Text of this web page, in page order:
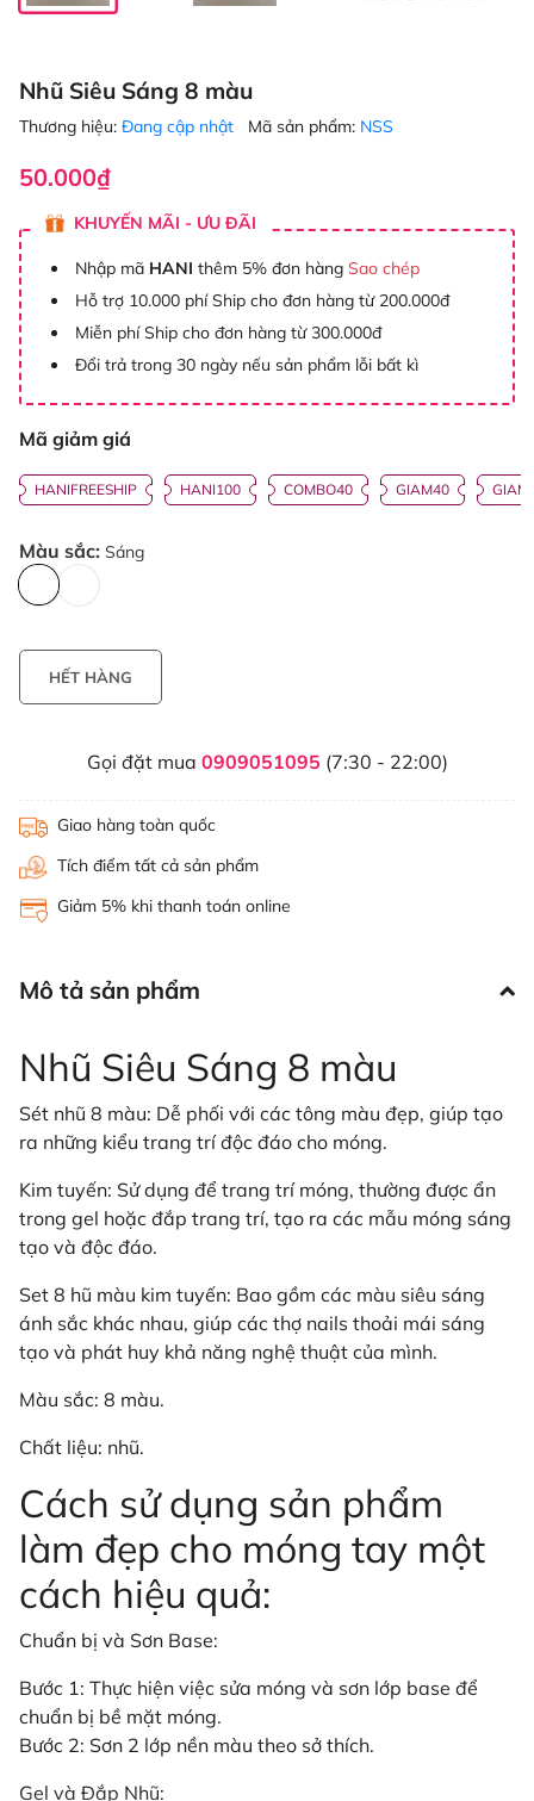
Nhũ Siêu Sáng 8 màu
Thương hiệu: Đang cập nhật Mã sản phẩm: NSS
50.000₫
KHUYẾN MÃI - ƯU ĐÃI
Nhập mã HANI thêm 5% đơn hàng Sao chép
Hỗ trợ 10.000 phí Ship cho đơn hàng từ 200.000đ
Miễn phí Ship cho đơn hàng từ 300.000đ
Đổi trả trong 30 ngày nếu sản phẩm lỗi bất kì
Mã giảm giá
HANIFREESHIP HANI100 COMBO40 GIAM40
Màu sắc: Sáng
HẾT HÀNG
Gọi đặt mua 0909051095 (7:30 - 22:00)
Giao hàng toàn quốc
Tích điểm tất cả sản phẩm
Giảm 5% khi thanh toán online
Mô tả sản phẩm
Nhũ Siêu Sáng 8 màu
Sét nhũ 8 màu: Dễ phối với các tông màu đẹp, giúp tạo
ra những kiểu trang trí độc đáo cho móng.
Kim tuyến: Sử dụng để trang trí móng, thường được ẩn
trong gel hoặc đắp trang trí, tạo ra các mẫu móng sáng
tạo và độc đáo.
Set 8 hũ màu kim tuyến: Bao gồm các màu siêu sáng
ánh sắc khác nhau, giúp các thợ nails thoải mái sáng
tạo và phát huy khả năng nghệ thuật của mình.
Màu sắc: 8 màu.
Chất liệu: nhũ.
Cách sử dụng sản phẩm
làm đẹp cho móng tay một
cách hiệu quả:
Chuẩn bị và Sơn Base:
Bước 1: Thực hiện việc sửa móng và sơn lớp base để
chuẩn bị bề mặt móng.
Bước 2: Sơn 2 lớp nền màu theo sở thích.
Gel và Đắp Nhũ: